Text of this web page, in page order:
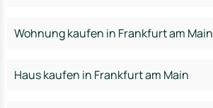
Wohnung kaufen in Frankfurt am Main
Haus kaufen in Frankfurt am Main